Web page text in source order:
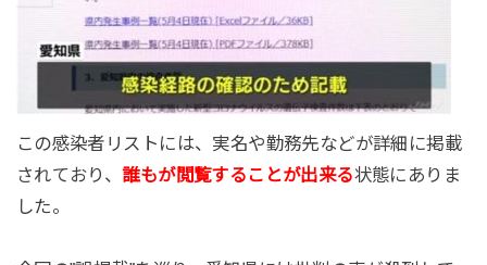
この感染者リストには、実名や勤務先などが詳細に掲載
されており、誰もが閲覧することが出来る状態にありま
した。